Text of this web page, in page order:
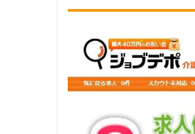
かいごガーデン
介護JJ
MC-介護のお仕事
上記で調査対象とした転職エ
上記23社のうち「求人数がゼ